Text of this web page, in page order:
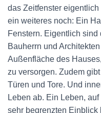
das Zeitfenster
ein weiteres noch: Ein
Fenstern. Eigentlich
Bauherrn und
Außenfläche des
zu versorgen. Zudem
Türen und Tore. Und
Leben ab. Ein Leben,
sehr begrenzten Einblick